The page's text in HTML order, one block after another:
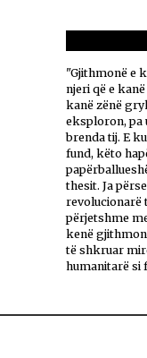
"Gjithmonë e
njeri që e
kanë zënë
eksploron, pa
brenda tij. E
fund, këto
thesit. Ja
revolucionarë
përjetshme
kenë
të shkruar
humanitarë si